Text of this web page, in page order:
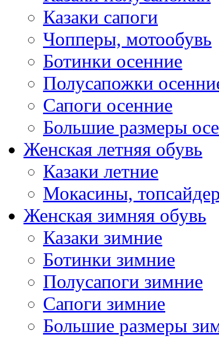
Казаки сапоги
Чопперы, мотообувь
Ботинки осенние
Полусапожки
Сапоги осенние
Большие размеры
Женская летняя обувь
Казаки летние
Мокасины,
Женская зимняя обувь
Казаки зимние
Ботинки зимние
Полусапоги зимние
Сапоги зимние
Большие размеры